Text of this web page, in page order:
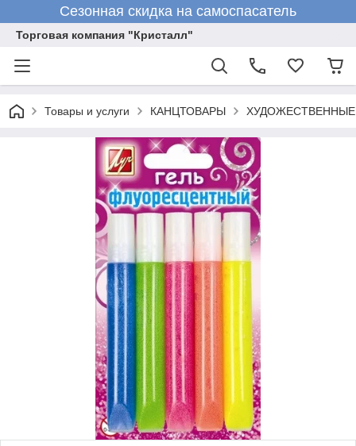
Сезонная скидка на самоспасатель
Торговая компания "Кристалл"
Товары и услуги КАНЦТОВАРЫ